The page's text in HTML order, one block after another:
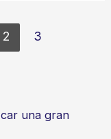
2 3
una gran